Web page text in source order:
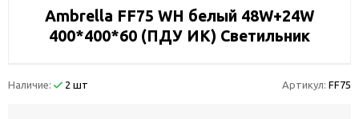
Ambrella FF75 WH белый 48W+24W
400*400*60 (ПДУ ИК) Светильник
Наличие: 2 шт Артикул: FF75